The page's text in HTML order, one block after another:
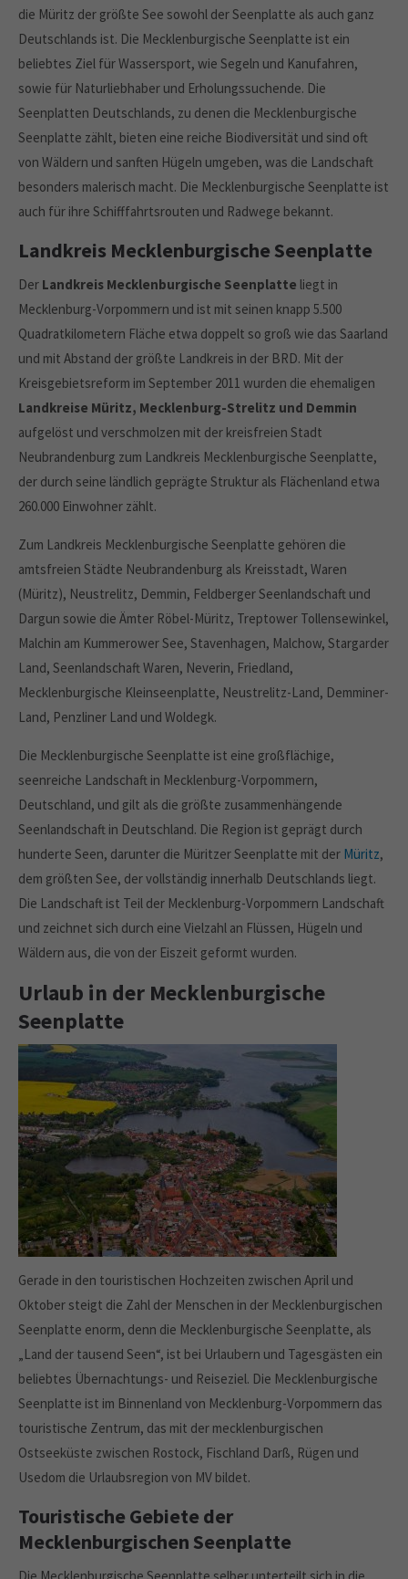
die Müritz der größte See sowohl der Seenplatte als auch ganz
Deutschlands ist. Die Mecklenburgische Seenplatte ist ein
beliebtes Ziel für Wassersport, wie Segeln und Kanufahren,
sowie für Naturliebhaber und Erholungssuchende. Die
Seenplatten Deutschlands, zu denen die Mecklenburgische
Seenplatte zählt, bieten eine reiche Biodiversität und sind oft
von Wäldern und sanften Hügeln umgeben, was die Landschaft
besonders malerisch macht. Die Mecklenburgische Seenplatte ist
auch für ihre Schifffahrtsrouten und Radwege bekannt.
Landkreis Mecklenburgische Seenplatte
Der Landkreis Mecklenburgische Seenplatte liegt in
Mecklenburg-Vorpommern und ist mit seinen knapp 5.500
Quadratkilometern Fläche etwa doppelt so groß wie das Saarland
und mit Abstand der größte Landkreis in der BRD. Mit der
Kreisgebietsreform im September 2011 wurden die ehemaligen
Landkreise Müritz, Mecklenburg-Strelitz und Demmin
aufgelöst und verschmolzen mit der kreisfreien Stadt
Neubrandenburg zum Landkreis Mecklenburgische Seenplatte,
der durch seine ländlich geprägte Struktur als Flächenland etwa
260.000 Einwohner zählt.
Zum Landkreis Mecklenburgische Seenplatte gehören die
amtsfreien Städte Neubrandenburg als Kreisstadt, Waren
(Müritz), Neustrelitz, Demmin, Feldberger Seenlandschaft und
Dargun sowie die Ämter Röbel-Müritz, Treptower Tollensewinkel,
Malchin am Kummerower See, Stavenhagen, Malchow, Stargarder
Land, Seenlandschaft Waren, Neverin, Friedland,
Mecklenburgische Kleinseenplatte, Neustrelitz-Land, Demminer-
Land, Penzliner Land und Woldegk.
Die Mecklenburgische Seenplatte ist eine großflächige,
seenreiche Landschaft in Mecklenburg-Vorpommern,
Deutschland, und gilt als die größte zusammenhängende
Seenlandschaft in Deutschland. Die Region ist geprägt durch
hunderte Seen, darunter die Müritzer Seenplatte mit der Müritz,
dem größten See, der vollständig innerhalb Deutschlands liegt.
Die Landschaft ist Teil der Mecklenburg-Vorpommern Landschaft
und zeichnet sich durch eine Vielzahl an Flüssen, Hügeln und
Wäldern aus, die von der Eiszeit geformt wurden.
Urlaub in der Mecklenburgische
Seenplatte
Gerade in den touristischen Hochzeiten zwischen April und
Oktober steigt die Zahl der Menschen in der Mecklenburgischen
Seenplatte enorm, denn die Mecklenburgische Seenplatte, als
„Land der tausend Seen“, ist bei Urlaubern und Tagesgästen ein
beliebtes Übernachtungs- und Reiseziel. Die Mecklenburgische
Seenplatte ist im Binnenland von Mecklenburg-Vorpommern das
touristische Zentrum, das mit der mecklenburgischen
Ostseeküste zwischen Rostock, Fischland Darß, Rügen und
Usedom die Urlaubsregion von MV bildet.
Touristische Gebiete der
Mecklenburgischen Seenplatte